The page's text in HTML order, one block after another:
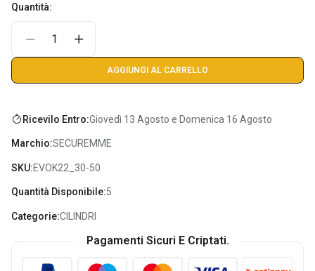
Quantità:
AGGIUNGI AL CARRELLO
Ricevilo Entro:Giovedì 13 Agosto e Domenica 16 Agosto
Marchio:SECUREMME
SKU:EVOK22_30-50
Quantità Disponibile:5
Categorie:CILINDRI
Pagamenti Sicuri E Criptati.
Ferramenta Peraino e terze parti selezionate utiliziamo i
Sei libero di scegliere in quasiasi momento quali tipologie di
cookie accettare/revocare tramite questo pannello.